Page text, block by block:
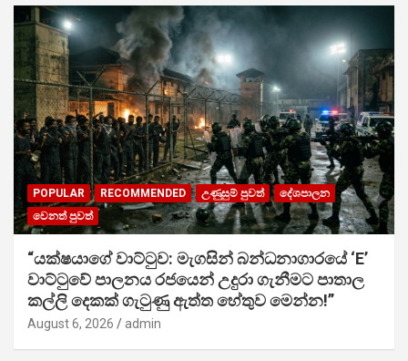
POPULAR RECOMMENDED උණුසුම් පුවත්
දේශපාලන
වෙනත් පුවත්
“යක්ෂයාගේ වාට්ටුව: මැගසින් බන්ධනාගාරයේ ‘E’
වාට්ටුවේ පාලනය රජයෙන් උදුරා ගැනීමට පාතාල
කල්ලි දෙකක් ගැටුණු ඇත්ත හේතුව මෙන්න!”
August 6, 2026 admin